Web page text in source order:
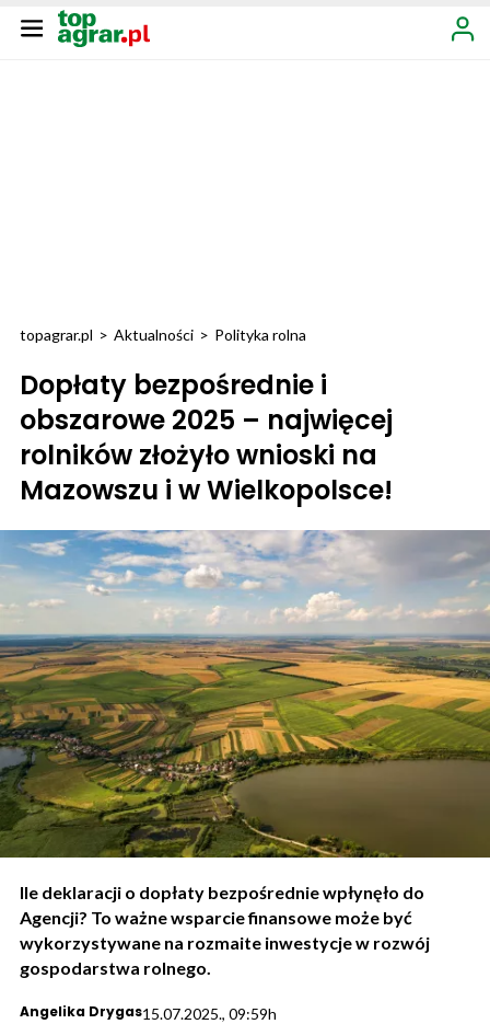
topagrar.pl > Aktualności > Polityka rolna
Dopłaty bezpośrednie i
obszarowe 2025 – najwięcej
rolników złożyło wnioski na
Mazowszu i w Wielkopolsce!
Ile deklaracji o dopłaty bezpośrednie wpłynęło do
Agencji? To ważne wsparcie finansowe może być
wykorzystywane na rozmaite inwestycje w rozwój
gospodarstwa rolnego.
Angelika Drygas15.07.2025., 09:59h